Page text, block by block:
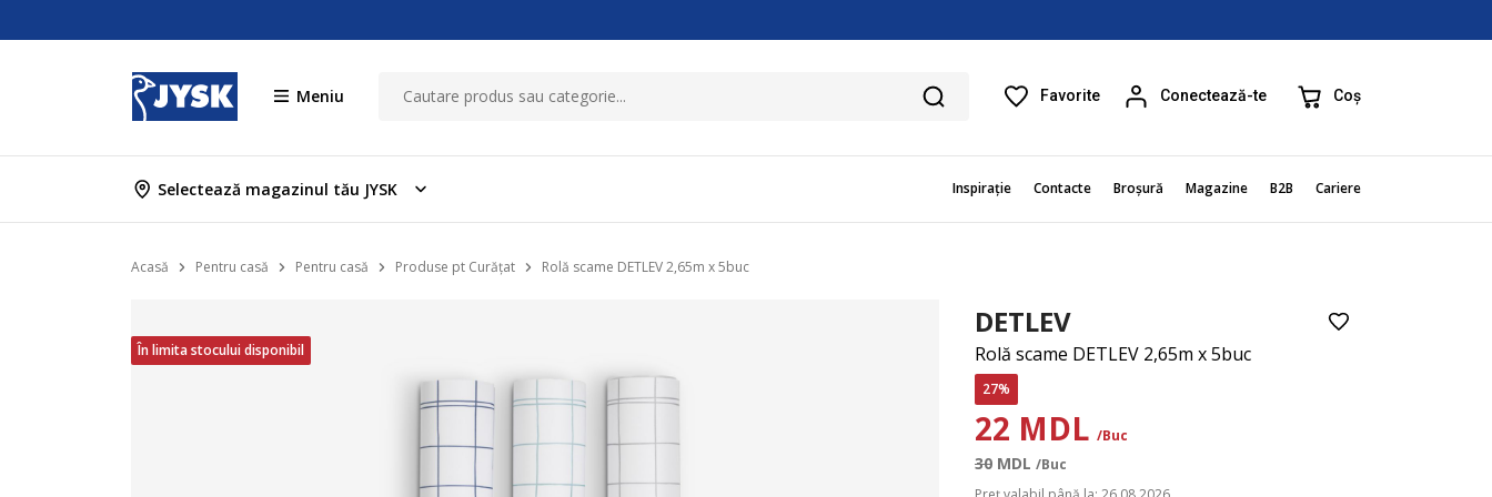
Meniu Favorite Conectează-te Coș
Selectează magazinul tău JYSK Inspirație Contacte Broșură Magazine B2B Cariere
Acasă Pentru casă Pentru casă Produse pt Curățat Rolă scame DETLEV 2,65m x 5buc
În limita stocului disponibil
DETLEV
Rolă scame DETLEV 2,65m x 5buc
27%
22 MDL /Buc
30 MDL /Buc